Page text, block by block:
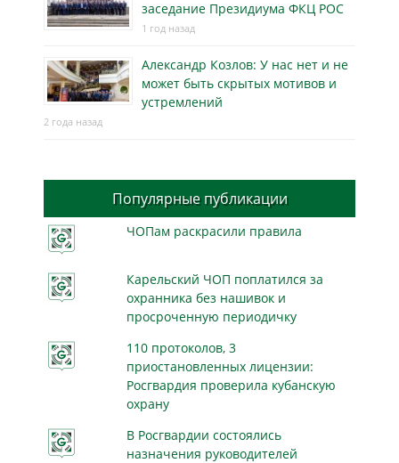
заседание Президиума ФКЦ РОС
1 год назад
Александр Козлов: У нас нет и не
может быть скрытых мотивов и
устремлений
2 года назад
Популярные публикации
ЧОПам раскрасили правила
Карельский ЧОП поплатился за
охранника без нашивок и
просроченную периодичку
110 протоколов, 3
приостановленных лицензии:
Росгвардия проверила кубанскую
охрану
В Росгвардии состоялись
назначения руководителей